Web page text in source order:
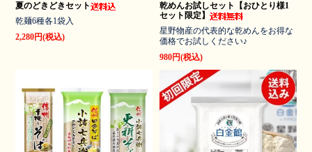
夏のどきどきセット
乾麺6種各1袋入
2,280円(税込)
乾めんお試しセット【おひとり様1
セット限定】
星野物産の代表的な乾めんをお得な
価格でお試しください♪
980円(税込)